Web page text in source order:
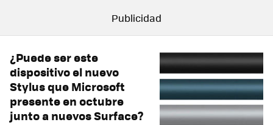
¿Puede ser este
dispositivo el nuevo
Stylus que Microsoft
presente en octubre
junto a nuevos Surface?